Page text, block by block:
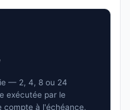
— 2, 4, 8 ou 24
exécutée par le
compte à l'échéance,